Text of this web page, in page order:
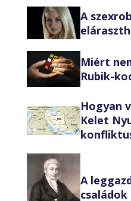
A
Miért
Rubik-
Hogyan
Kelet
A
családok